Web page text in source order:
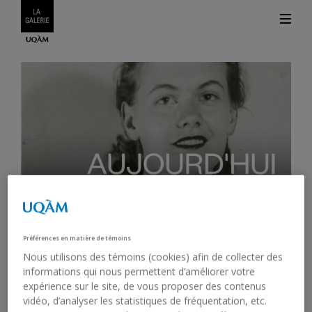
EN RATTRAPAGE : FERNANDE
SAINT-MARTIN. PIONNIÈRE
Préférences en matière de témoins
Nous utilisons des témoins (cookies) afin de collecter des
informations qui nous permettent d’améliorer votre
expérience sur le site, de vous proposer des contenus
vidéo, d’analyser les statistiques de fréquentation, etc.